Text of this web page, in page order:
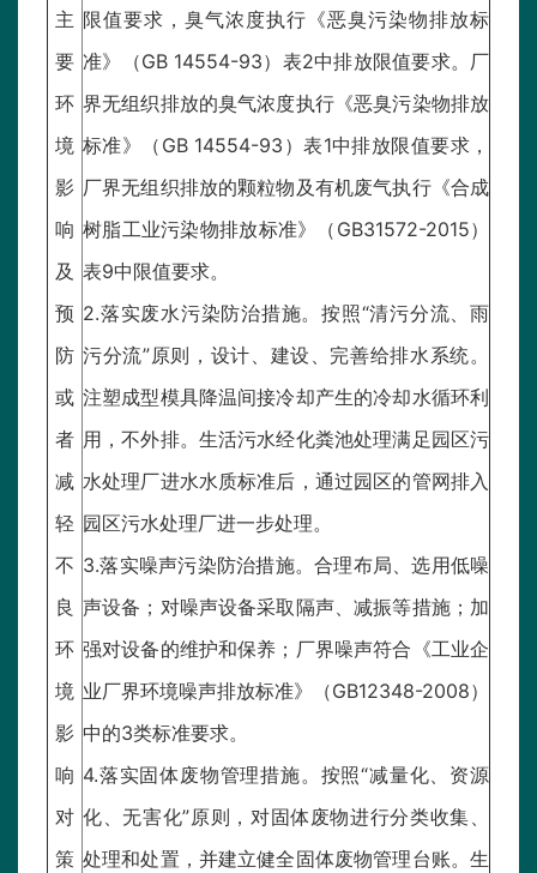
主
要
环
境
影
响
及
预
防
或
者
减
轻
不
良
环
境
影
响
对
策
限值要求，臭气浓度执行《恶臭污染物排放标
准》（GB 14554-93）表2中排放限值要求。厂
界无组织排放的臭气浓度执行《恶臭污染物排放
标准》（GB 14554-93）表1中排放限值要求，
厂界无组织排放的颗粒物及有机废气执行《合成
树脂工业污染物排放标准》（GB31572-2015）
表9中限值要求。
2.落实废水污染防治措施。按照“清污分流、雨
污分流”原则，设计、建设、完善给排水系统。
注塑成型模具降温间接冷却产生的冷却水循环利
用，不外排。生活污水经化粪池处理满足园区污
水处理厂进水水质标准后，通过园区的管网排入
园区污水处理厂进一步处理。
3.落实噪声污染防治措施。合理布局、选用低噪
声设备；对噪声设备采取隔声、减振等措施；加
强对设备的维护和保养；厂界噪声符合《工业企
业厂界环境噪声排放标准》（GB12348-2008）
中的3类标准要求。
4.落实固体废物管理措施。按照“减量化、资源
化、无害化”原则，对固体废物进行分类收集、
处理和处置，并建立健全固体废物管理台账。生